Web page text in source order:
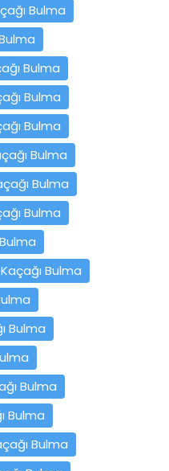
Bulma
Bulma
Bulma
Bulma
Bulma
Bulma
Bulma
Bulma
Bulma
Bulma
Bulma
Bulma